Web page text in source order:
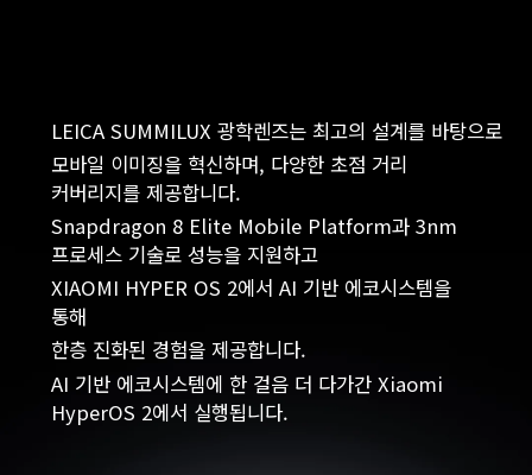
모바일 이미징을 혁신하며, 다양한 초점 거리
Snapdragon 8 Elite Mobile Platform과 3nm
XIAOMI HYPER OS 2에서 AI 기반 에코시스템을
AI 기반 에코시스템에 한 걸음 더 다가간 Xiaomi
HyperOS 2에서 실행됩니다.